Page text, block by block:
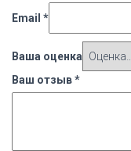
Email *
Ваша оценка
Ваш отзыв*